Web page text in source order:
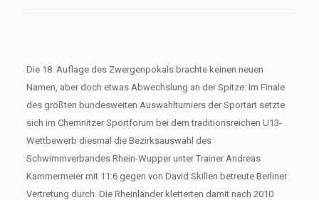
Die 18. Auflage des Zwergenpokals brachte keinen neuen
Namen, aber doch etwas Abwechslung an der Spitze: Im Finale
des größten bundesweiten Auswahlturniers der Sportart setzte
sich im Chemnitzer Sportforum bei dem traditionsreichen U13-
Wettbewerb diesmal die Bezirksauswahl des
Schwimmverbandes Rhein-Wupper unter Trainer Andreas
Kammermeier mit 11:6 gegen von David Skillen betreute Berliner
Vertretung durch. Die Rheinländer kletterten damit nach 2010